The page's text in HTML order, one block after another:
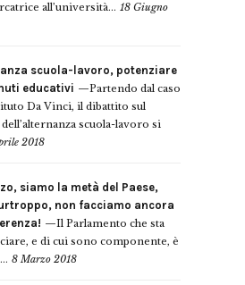
all’università... 18 Giugno
scuola-lavoro, potenziare
educativi
Partendo dal caso
Da Vinci, il dibattito sul
scuola-lavoro si
2018
siamo la metà del Paese,
non facciamo ancora
Il Parlamento che sta
e di cui sono componente, è
8 Marzo 2018